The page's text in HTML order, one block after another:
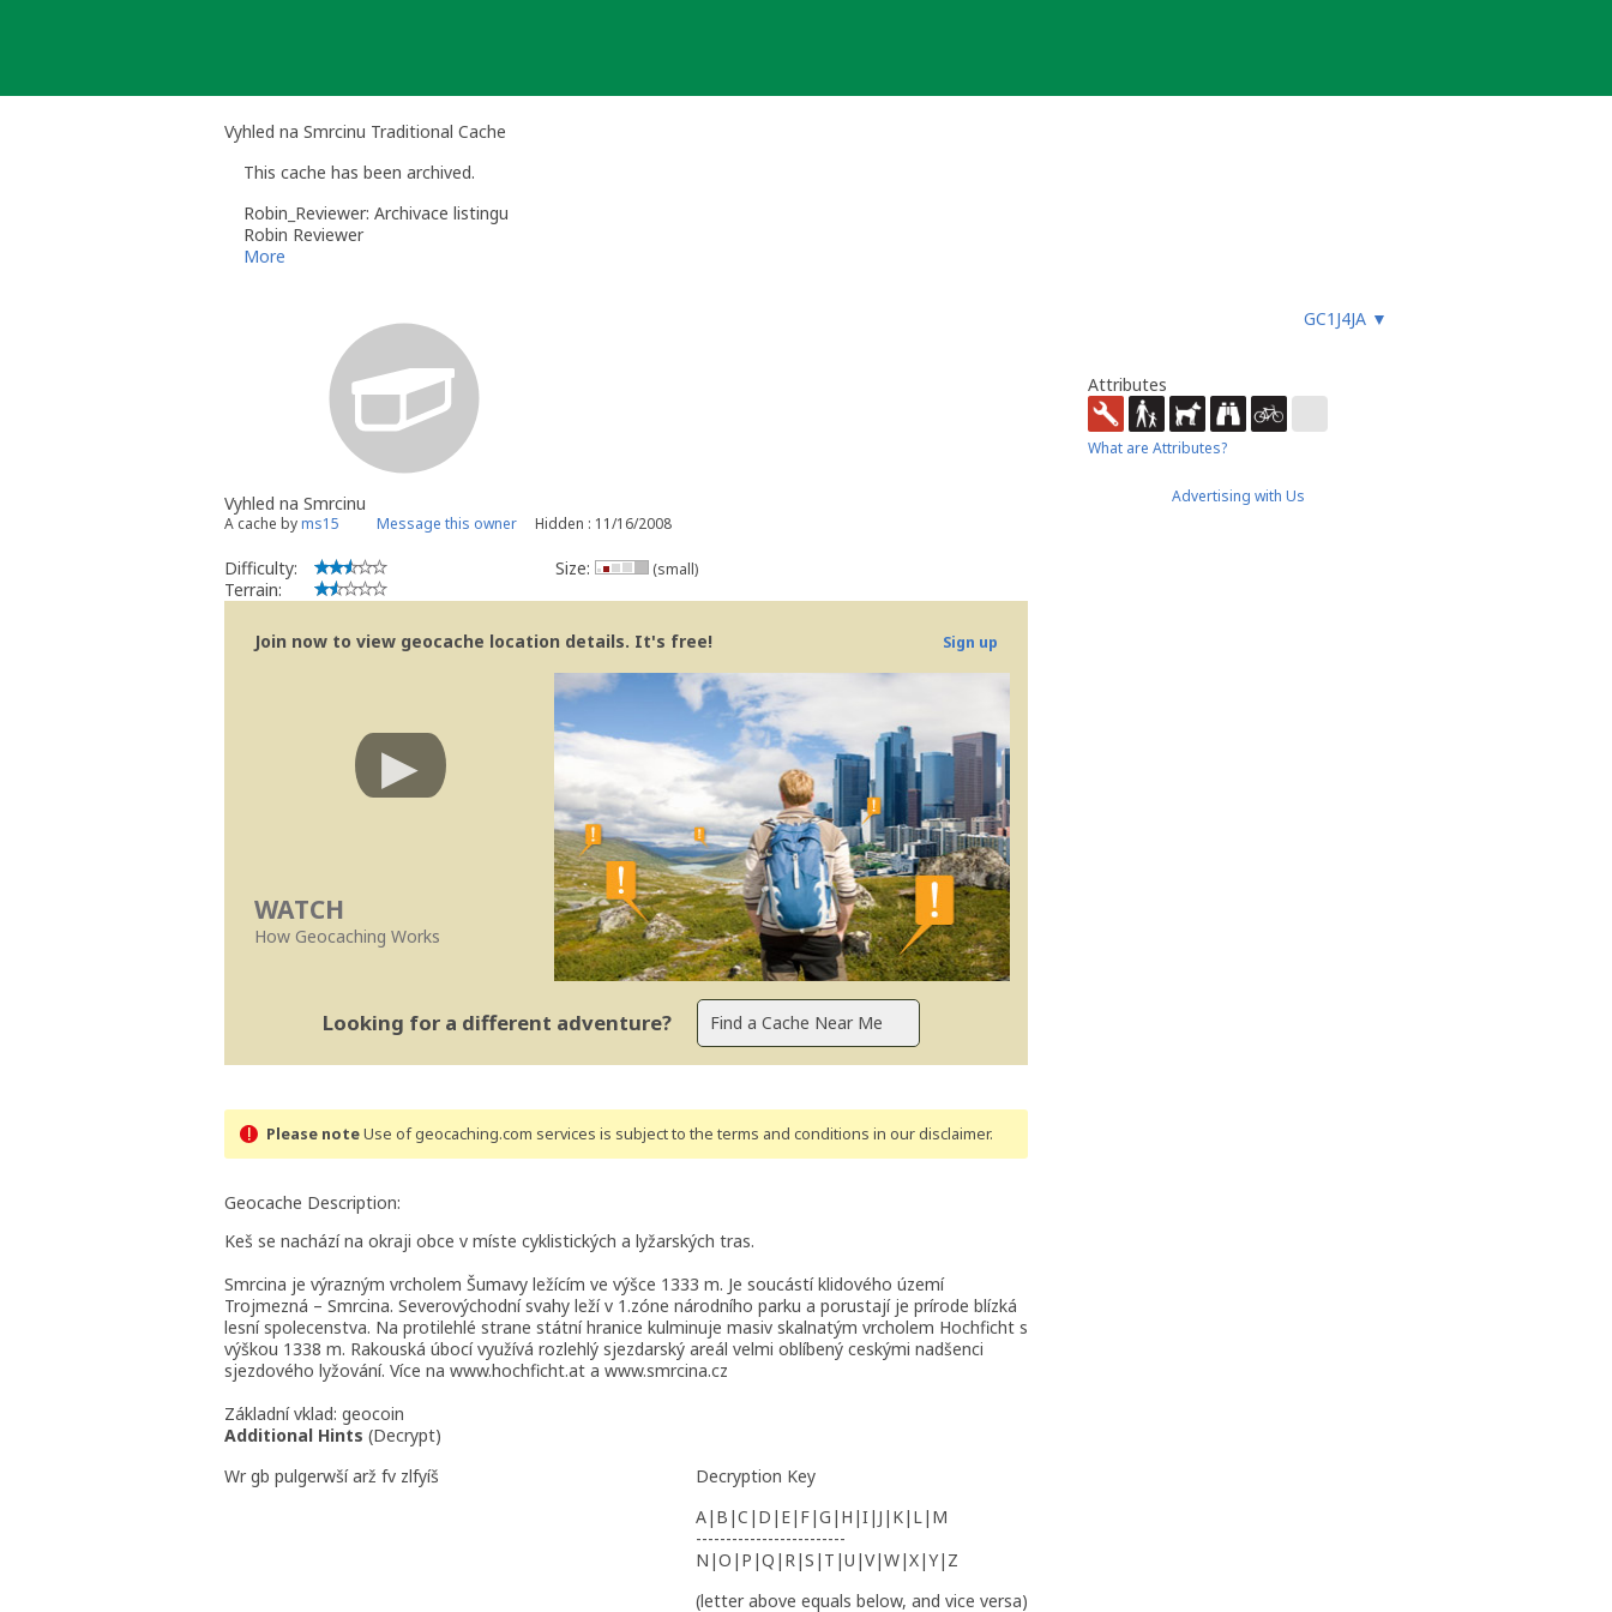
Vyhled na Smrcinu Traditional Cache
This cache has been archived.
Robin_Reviewer: Archivace listingu
Robin Reviewer
More
GC1J4JA ▼
Vyhled na Smrcinu
A cache byms15 Message this owner Hidden : 11/16/2008
Difficulty:
Terrain:
Size: (small)
Join now to view geocache location details. It's free! Sign up
WATCH
How Geocaching Works
Looking for a different adventure?
Please noteUse of geocaching.com services is subject to the terms and conditions in our disclaimer.
Geocache Description:
Keš se nachází na okraji obce v míste cyklistických a lyžarských tras.
Smrcina je výrazným vrcholem Šumavy ležícím ve výšce 1333 m. Je soucástí klidového území
Trojmezná – Smrcina. Severovýchodní svahy leží v 1.zóne národního parku a porustají je prírode blízká
lesní spolecenstva. Na protilehlé strane státní hranice kulminuje masiv skalnatým vrcholem Hochficht s
výškou 1338 m. Rakouská úbocí využívá rozlehlý sjezdarský areál velmi oblíbený ceskými nadšenci
sjezdového lyžování. Více na www.hochficht.at a www.smrcina.cz
Základní vklad: geocoin
Additional Hints (Decrypt)
Wr gb pulgerwší arž fv zlfyíš
Decryption Key
A|B|C|D|E|F|G|H|I|J|K|L|M
-------------------------
N|O|P|Q|R|S|T|U|V|W|X|Y|Z
(letter above equals below, and vice versa)
Attributes
What are Attributes?
Advertising with Us